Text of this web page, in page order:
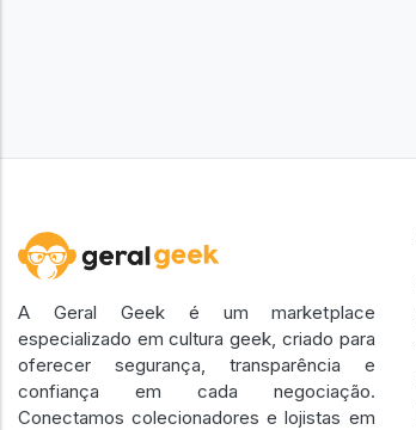
A Geral Geek é um marketplace
especializado em cultura geek, criado para
oferecer segurança, transparência e
confiança em cada negociação.
Conectamos colecionadores e lojistas em